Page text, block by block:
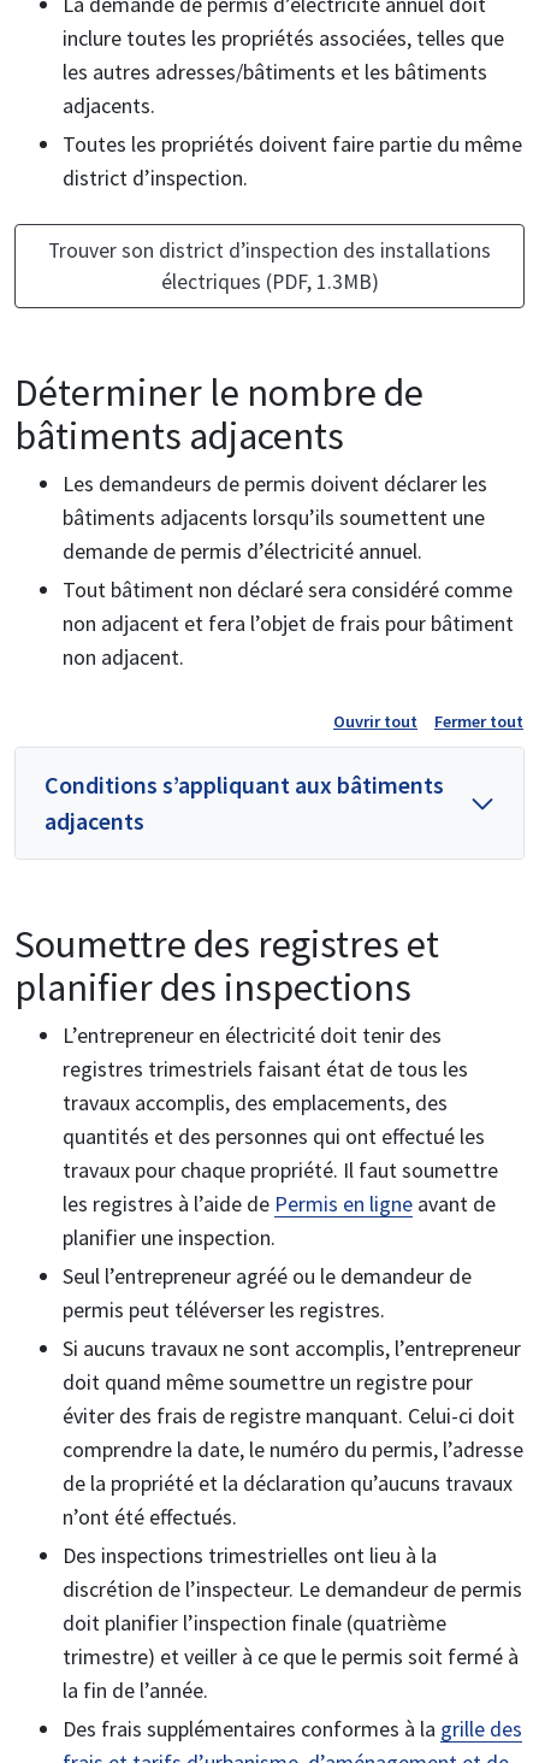
inclure toutes les propriétés associées, telles que
les autres adresses/bâtiments et les bâtiments
adjacents.
Toutes les propriétés doivent faire partie du même
district d’inspection.
Trouver son district d’inspection des installations
électriques (PDF, 1.3MB)
Déterminer le nombre de
bâtiments adjacents
Les demandeurs de permis doivent déclarer les
bâtiments adjacents lorsqu’ils soumettent une
demande de permis d’électricité annuel.
Tout bâtiment non déclaré sera considéré comme
non adjacent et fera l’objet de frais pour bâtiment
non adjacent.
Ouvrir tout Fermer tout
Conditions s’appliquant aux bâtiments
adjacents
Soumettre des registres et
planifier des inspections
L’entrepreneur en électricité doit tenir des
registres trimestriels faisant état de tous les
travaux accomplis, des emplacements, des
quantités et des personnes qui ont effectué les
travaux pour chaque propriété. Il faut soumettre
les registres à l’aide de Permis en ligne avant de
planifier une inspection.
Seul l’entrepreneur agréé ou le demandeur de
permis peut téléverser les registres.
Si aucuns travaux ne sont accomplis, l’entrepreneur
doit quand même soumettre un registre pour
éviter des frais de registre manquant. Celui-ci doit
comprendre la date, le numéro du permis, l’adresse
de la propriété et la déclaration qu’aucuns travaux
n’ont été effectués.
Des inspections trimestrielles ont lieu à la
discrétion de l’inspecteur. Le demandeur de permis
doit planifier l’inspection finale (quatrième
trimestre) et veiller à ce que le permis soit fermé à
la fin de l’année.
Des frais supplémentaires conformes à la grille des